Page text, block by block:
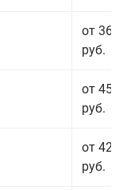
от 36
руб.
от 45
руб.
от 42
руб.